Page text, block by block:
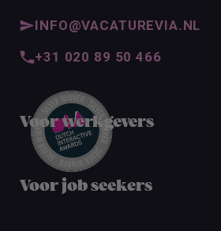
INFO@VACATUREVIA.NL
+31 020 89 50 466
Voor werkgevers
Voor job seekers